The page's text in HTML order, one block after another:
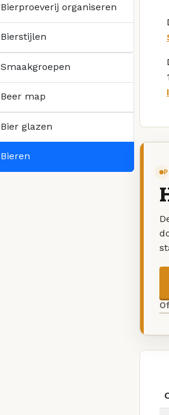
Bierproeverij organiseren
Bierstijlen
Smaakgroepen
Beer map
Bier glazen
Bieren